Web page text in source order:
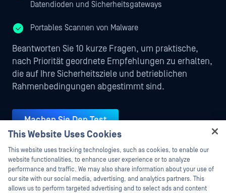
Datendioden und Sicherheitsgateways
Portables Scannen von Malware
Beantworten Sie 10 kurze Fragen, um praktische,
nach Priorität geordnete Empfehlungen zu erhalten,
die auf Ihre Sicherheitsziele und betrieblichen
Rahmenbedingungen abgestimmt sind.
Machen Sie Den Test
This Website Uses Cookies
This website uses tracking technologies, such as cookies, to enable our
website functionalities, to enhance user experience or to analyze
performance and traffic. We may also share information about your use of
our site with our social media, advertising, and analytics partners. This
allows us to perform targeted advertising and to select ads and content
Hey there!
I'm Ozzy, your OPSWAT virtual assistant.
How can I help you secure what's critical
today?